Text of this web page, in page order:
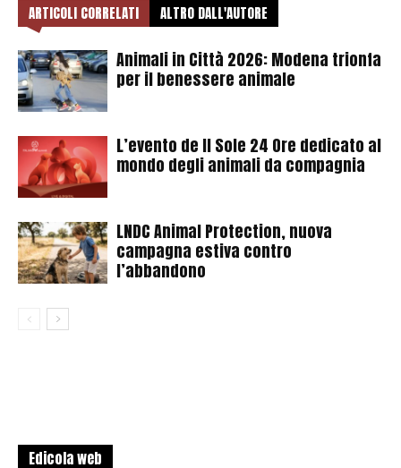
ARTICOLI CORRELATI ALTRO DALL'AUTORE
Animali in Città 2026: Modena trionfa
per il benessere animale
L’evento de Il Sole 24 Ore dedicato al
mondo degli animali da compagnia
LNDC Animal Protection, nuova
campagna estiva contro
l’abbandono
Edicola web